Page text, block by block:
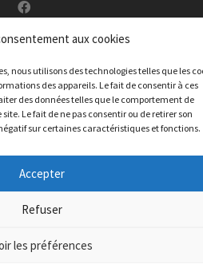
aux cookies
nous utilisons des technologies telles que les
des appareils. Le fait de consentir à ces
des données telles que le comportement de
Le fait de ne pas consentir ou de retirer son
sur certaines caractéristiques et fonctions.
Accepter
Refuser
les préférences